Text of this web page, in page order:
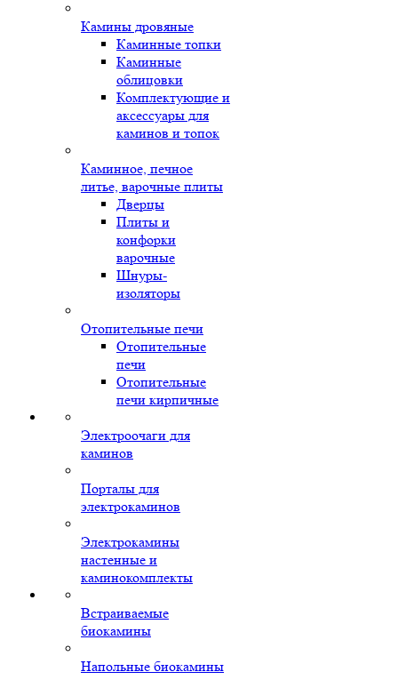
Камины дровяные
Каминные топки
Каминные
облицовки
Комплектующие и
аксессуары для
каминов и топок
Каминное, печное
литье, варочные плиты
Дверцы
Плиты и
конфорки
варочные
Шнуры-
изоляторы
Отопительные печи
Отопительные
печи
Отопительные
печи кирпичные
Электроочаги для
каминов
Порталы для
электрокаминов
Электрокамины
настенные и
каминокомплекты
Встраиваемые
биокамины
Напольные биокамины